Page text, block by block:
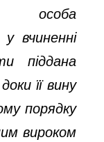
особа
вчиненні
піддана
її вину
порядку
вироком